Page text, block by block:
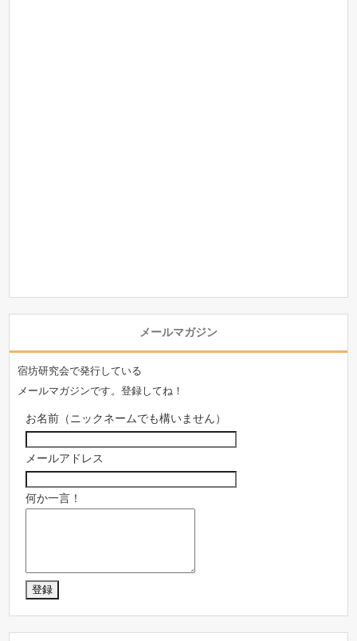
メールマガジン
宿坊研究会で発行している
メールマガジンです。登録してね！
お名前（ニックネームでも構いません）
メールアドレス
何か一言！